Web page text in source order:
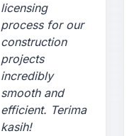
licensing
process for our
construction
projects
incredibly
smooth and
efficient. Terima
kasih!